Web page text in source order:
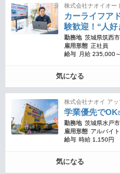
株式会社ナオイオ
カーライフア
験歓迎！“人
勤務地 茨城県筑西市
雇用形態 正社員
給与
月給 235,000
気になる
株式会社ナオイ ア
学業優先で
勤務地 茨城県水戸市
雇用形態 アルバイ
給与 時給 1,150円
気になる